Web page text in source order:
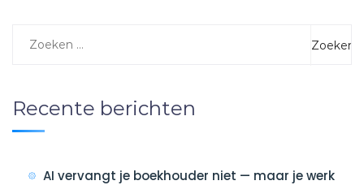
Recente berichten
AI vervangt je boekhouder niet — maar je werk